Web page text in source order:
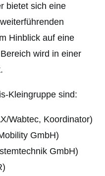
bietet sich eine
Hinblick auf eine
wird in einer
Kleingruppe sind:
Wabtec, Koordinator)
GmbH)
GmbH)